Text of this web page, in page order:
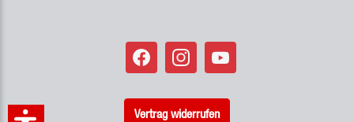
Vertrag widerrufen